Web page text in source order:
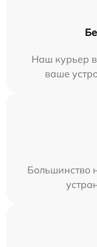
Наш курьер в
ваше
Большинство